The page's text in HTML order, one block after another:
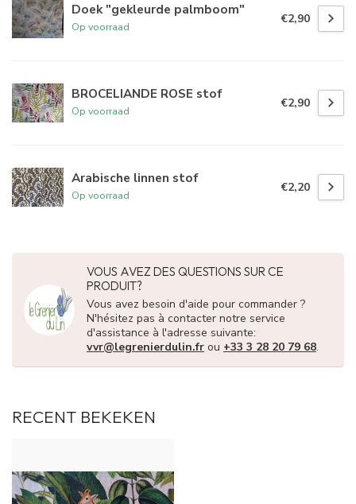
Doek "gekleurde palmboom"
Op voorraad
€2,90
BROCELIANDE ROSE stof
Op voorraad
€2,90
Arabische linnen stof
Op voorraad
€2,20
VOUS AVEZ DES QUESTIONS SUR CE
PRODUIT?
Vous avez besoin d'aide pour commander ?
N'hésitez pas à contacter notre service
d'assistance à l'adresse suivante:
vvr@legrenierdulin.fr ou +33 3 28 20 79 68.
RECENT BEKEKEN